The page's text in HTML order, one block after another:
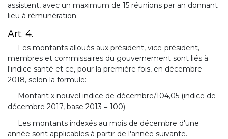
assistent, avec un maximum de 15 réunions par an donnant
lieu à rémunération.
Art. 4.
Les montants alloués aux président, vice-président,
membres et commissaires du gouvernement sont liés à
l'indice santé et ce, pour la première fois, en décembre
2018, selon la formule:
Montant x nouvel indice de décembre/104,05 (indice de
décembre 2017, base 2013 = 100)
Les montants indexés au mois de décembre d'une
année sont applicables à partir de l'année suivante.